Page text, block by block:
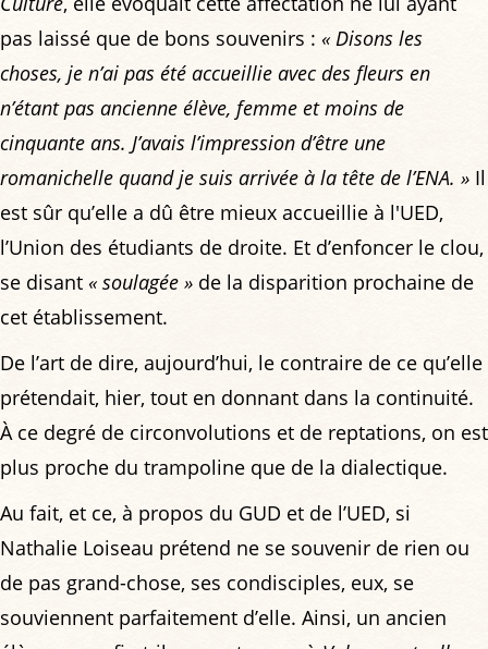
pas laissé que de bons souvenirs : « Disons les
choses, je n’ai pas été accueillie avec des fleurs en
n’étant pas ancienne élève, femme et moins de
cinquante ans. J’avais l’impression d’être une
romanichelle quand je suis arrivée à la tête de l’ENA. » Il
est sûr qu’elle a dû être mieux accueillie à l'UED,
l’Union des étudiants de droite. Et d’enfoncer le clou,
se disant « soulagée » de la disparition prochaine de
cet établissement.
De l’art de dire, aujourd’hui, le contraire de ce qu’elle
prétendait, hier, tout en donnant dans la continuité.
À ce degré de circonvolutions et de reptations, on est
plus proche du trampoline que de la dialectique.
Au fait, et ce, à propos du GUD et de l’UED, si
Nathalie Loiseau prétend ne se souvenir de rien ou
de pas grand-chose, ses condisciples, eux, se
souviennent parfaitement d’elle. Ainsi, un ancien